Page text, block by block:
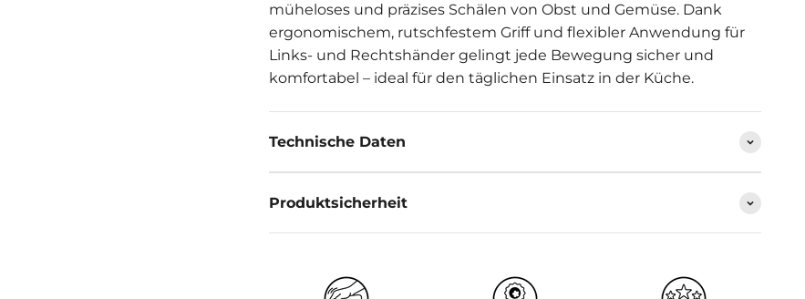
müheloses und präzises Schälen von Obst und Gemüse. Dank
ergonomischem, rutschfestem Griff und flexibler Anwendung für
Links- und Rechtshänder gelingt jede Bewegung sicher und
komfortabel – ideal für den täglichen Einsatz in der Küche.
Technische Daten
Produktsicherheit